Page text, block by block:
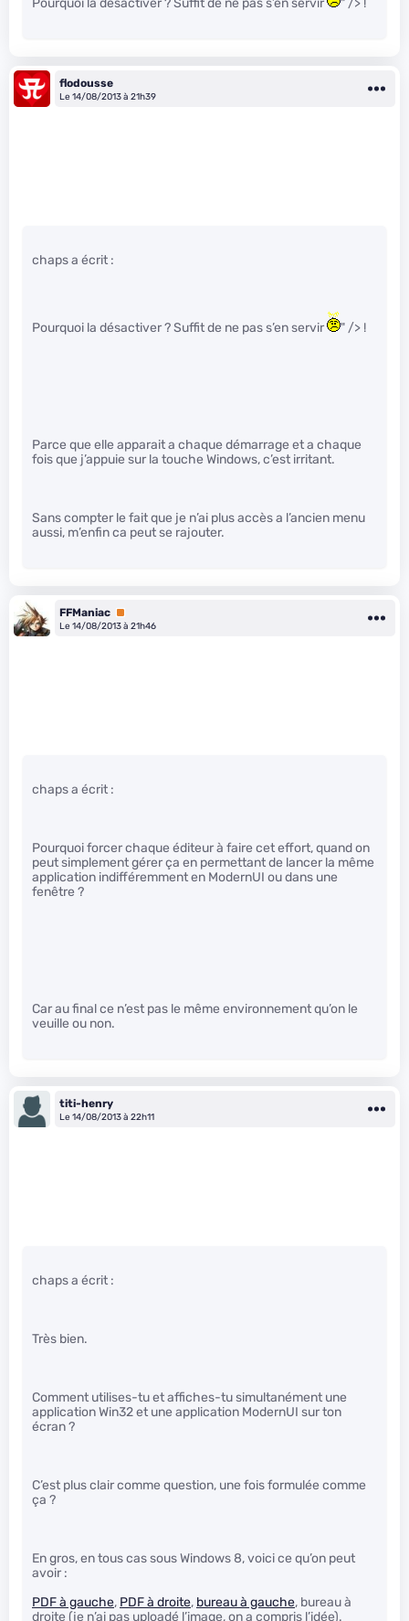
Pourquoi la désactiver ? Suffit de ne pas s’en servir " /> !
flodousse
Le 14/08/2013 à 21h39
chaps a écrit :
Pourquoi la désactiver ? Suffit de ne pas s’en servir " /> !
Parce que elle apparait a chaque démarrage et a chaque
fois que j’appuie sur la touche Windows, c’est irritant.
Sans compter le fait que je n’ai plus accès a l’ancien menu
aussi, m’enfin ca peut se rajouter.
FFManiac Premium
Le 14/08/2013 à 21h46
chaps a écrit :
Pourquoi forcer chaque éditeur à faire cet effort, quand on
peut simplement gérer ça en permettant de lancer la même
application indifféremment en ModernUI ou dans une
fenêtre ?
Car au final ce n’est pas le même environnement qu’on le
veuille ou non.
titi-henry
Le 14/08/2013 à 22h11
chaps a écrit :
Très bien.
Comment utilises-tu et affiches-tu simultanément une
application Win32 et une application ModernUI sur ton
écran ?
C’est plus clair comme question, une fois formulée comme
ça ?
En gros, en tous cas sous Windows 8, voici ce qu’on peut
avoir :
PDF à gauche, PDF à droite, bureau à gauche, bureau à
droite (je n’ai pas uploadé l’image, on a compris l’idée).